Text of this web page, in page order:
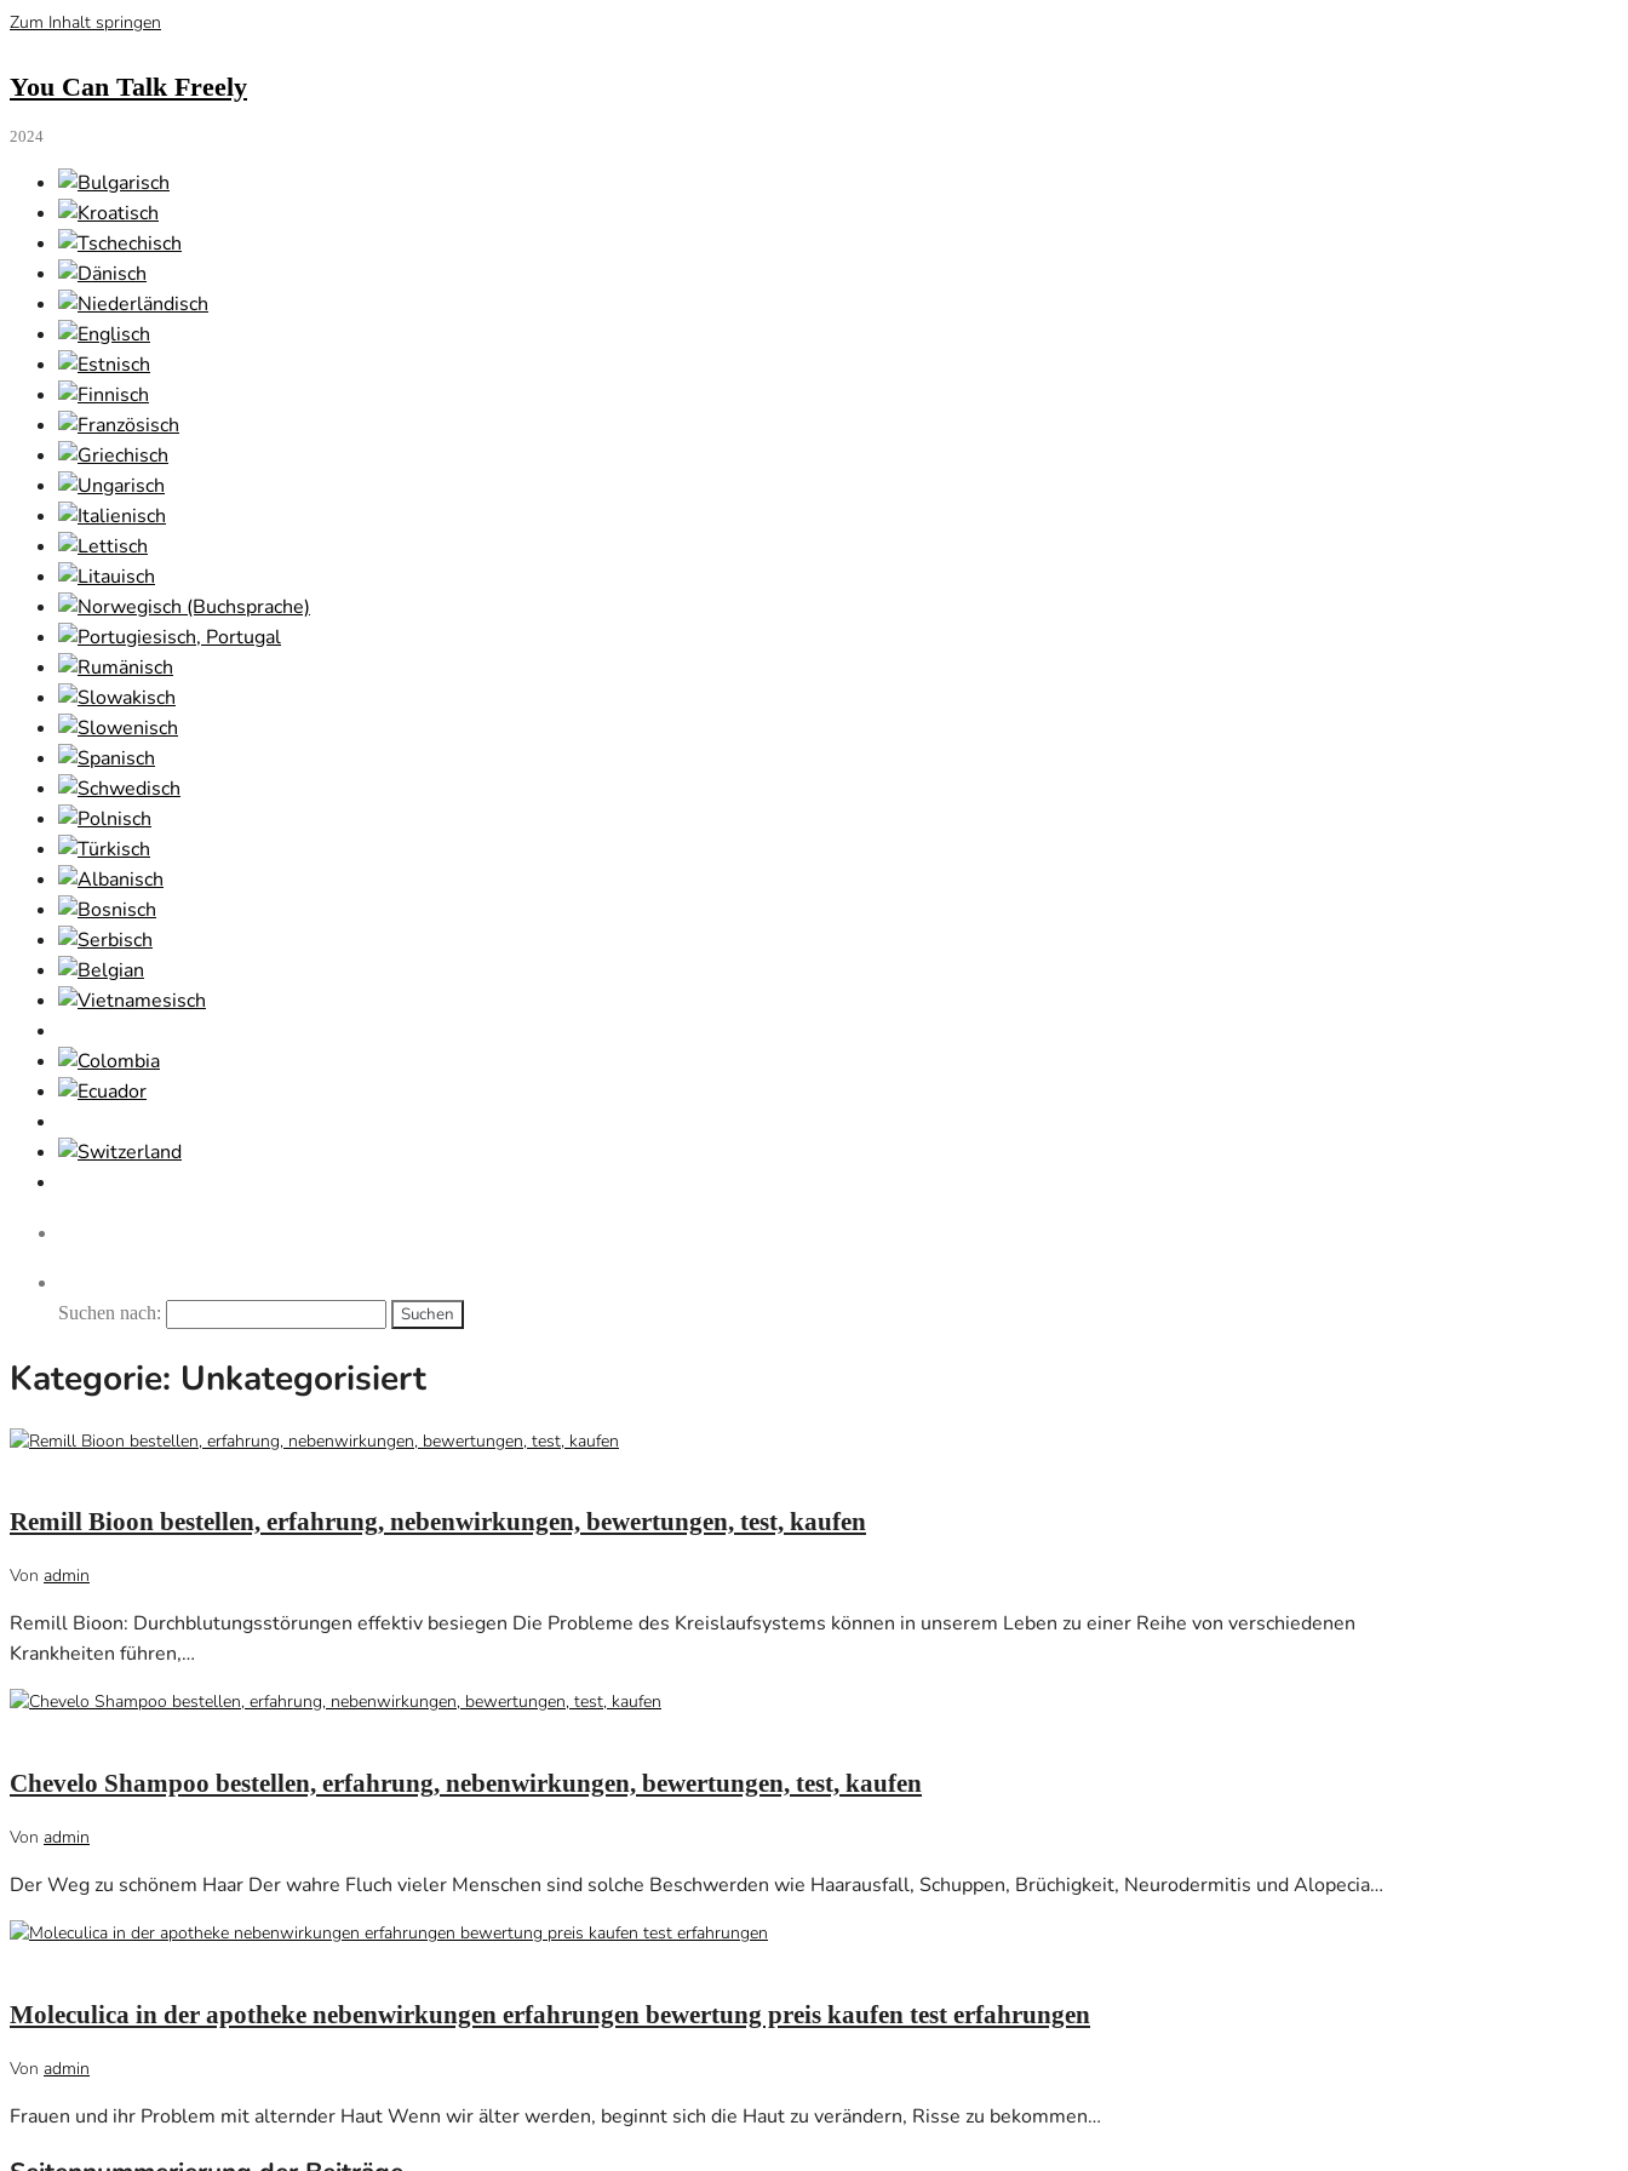
Zum Inhalt springen
You Can Talk Freely
2024
Suchen nach:
Kategorie: Unkategorisiert
Remill Bioon bestellen, erfahrung, nebenwirkungen, bewertungen, test, kaufen
Von admin
Remill Bioon: Durchblutungsstörungen effektiv besiegen Die Probleme des Kreislaufsystems können in unserem Leben zu einer Reihe von verschiedenen
Krankheiten führen,…
Chevelo Shampoo bestellen, erfahrung, nebenwirkungen, bewertungen, test, kaufen
Von admin
Der Weg zu schönem Haar Der wahre Fluch vieler Menschen sind solche Beschwerden wie Haarausfall, Schuppen, Brüchigkeit, Neurodermitis und Alopecia…
Moleculica in der apotheke nebenwirkungen erfahrungen bewertung preis kaufen test erfahrungen
Von admin
Frauen und ihr Problem mit alternder Haut Wenn wir älter werden, beginnt sich die Haut zu verändern, Risse zu bekommen…